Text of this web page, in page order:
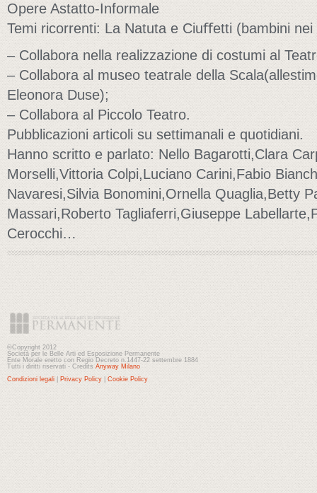
Opere Astatto-Informale
Temi ricorrenti: La Natuta e Ciuﬀetti (bambini
– Collabora nella realizzazione di costumi al
– Collabora al museo teatrale della
Eleonora Duse);
– Collabora al Piccolo Teatro.
Pubblicazioni articoli su settimanali e quotidiani.
Hanno scritto e parlato: Nello Bagarotti,Clara
Morselli,Vittoria Colpi,Luciano Carini,Fabio
Navaresi,Silvia Bonomini,Ornella Quaglia,Betty
Massari,Roberto Tagliaferri,Giuseppe
Cerocchi…
©Copyright 2012
Società per le Belle Arti ed Esposizione Permanente
Ente Morale eretto con Regio Decreto n.1447-22 settembre 1884
Tutti i diritti riservati - Credits Anyway Milano
Condizioni legali
Privacy Policy Cookie Policy